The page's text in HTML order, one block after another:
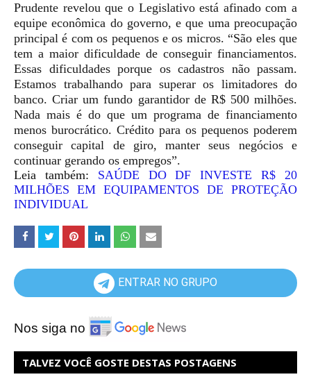
Prudente revelou que o Legislativo está afinado com a
equipe econômica do governo, e que uma preocupação
principal é com os pequenos e os micros. “São eles que
tem a maior dificuldade de conseguir financiamentos.
Essas dificuldades porque os cadastros não passam.
Estamos trabalhando para superar os limitadores do
banco. Criar um fundo garantidor de R$ 500 milhões.
Nada mais é do que um programa de financiamento
menos burocrático. Crédito para os pequenos poderem
conseguir capital de giro, manter seus negócios e
continuar gerando os empregos”.
Leia também: SAÚDE DO DF INVESTE R$ 20
MILHÕES EM EQUIPAMENTOS DE PROTEÇÃO
INDIVIDUAL
ENTRAR NO GRUPO
Nos siga no
TALVEZ VOCÊ GOSTE DESTAS POSTAGENS